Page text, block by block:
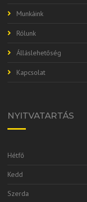
Munkáink
Rólunk
Álláslehetőség
Kapcsolat
NYITVATARTÁS
Hétfő
Kedd
Szerda